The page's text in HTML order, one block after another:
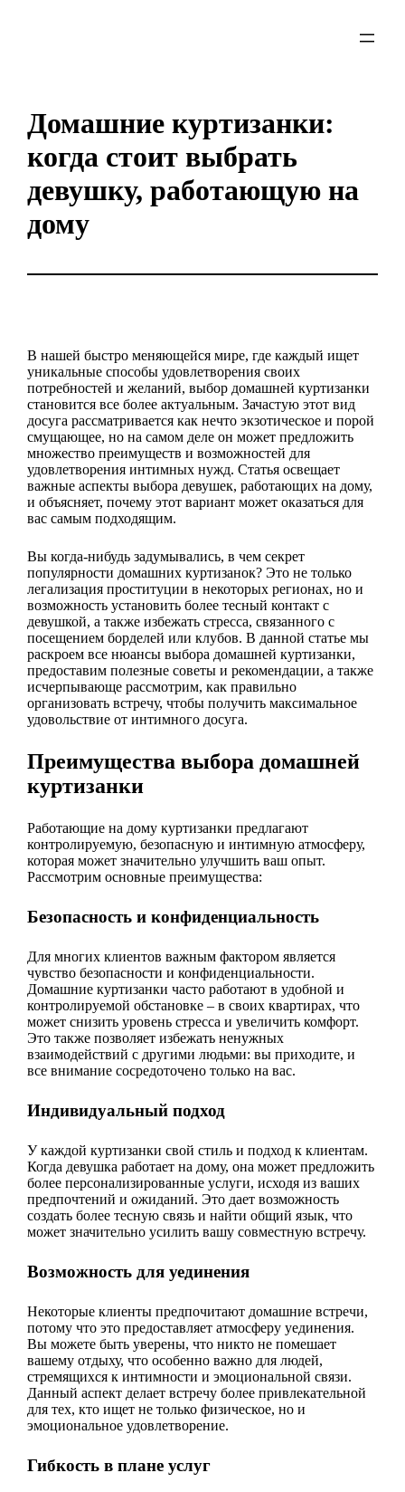
Домашние куртизанки:
когда стоит выбрать
девушку, работающую на
дому
В нашей быстро меняющейся мире, где каждый ищет
уникальные способы удовлетворения своих
потребностей и желаний, выбор домашней куртизанки
становится все более актуальным. Зачастую этот вид
досуга рассматривается как нечто экзотическое и порой
смущающее, но на самом деле он может предложить
множество преимуществ и возможностей для
удовлетворения интимных нужд. Статья освещает
важные аспекты выбора девушек, работающих на дому,
и объясняет, почему этот вариант может оказаться для
вас самым подходящим.
Вы когда-нибудь задумывались, в чем секрет
популярности домашних куртизанок? Это не только
легализация проституции в некоторых регионах, но и
возможность установить более тесный контакт с
девушкой, а также избежать стресса, связанного с
посещением борделей или клубов. В данной статье мы
раскроем все нюансы выбора домашней куртизанки,
предоставим полезные советы и рекомендации, а также
исчерпывающе рассмотрим, как правильно
организовать встречу, чтобы получить максимальное
удовольствие от интимного досуга.
Преимущества выбора домашней
куртизанки
Работающие на дому куртизанки предлагают
контролируемую, безопасную и интимную атмосферу,
которая может значительно улучшить ваш опыт.
Рассмотрим основные преимущества:
Безопасность и конфиденциальность
Для многих клиентов важным фактором является
чувство безопасности и конфиденциальности.
Домашние куртизанки часто работают в удобной и
контролируемой обстановке – в своих квартирах, что
может снизить уровень стресса и увеличить комфорт.
Это также позволяет избежать ненужных
взаимодействий с другими людьми: вы приходите, и
все внимание сосредоточено только на вас.
Индивидуальный подход
У каждой куртизанки свой стиль и подход к клиентам.
Когда девушка работает на дому, она может предложить
более персонализированные услуги, исходя из ваших
предпочтений и ожиданий. Это дает возможность
создать более тесную связь и найти общий язык, что
может значительно усилить вашу совместную встречу.
Возможность для уединения
Некоторые клиенты предпочитают домашние встречи,
потому что это предоставляет атмосферу уединения.
Вы можете быть уверены, что никто не помешает
вашему отдыху, что особенно важно для людей,
стремящихся к интимности и эмоциональной связи.
Данный аспект делает встречу более привлекательной
для тех, кто ищет не только физическое, но и
эмоциональное удовлетворение.
Гибкость в плане услуг